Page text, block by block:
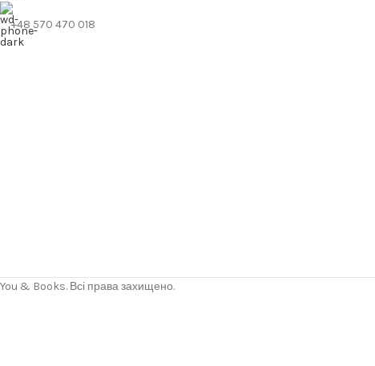
+48 570 470 018
You & Books. Всі права захищено.